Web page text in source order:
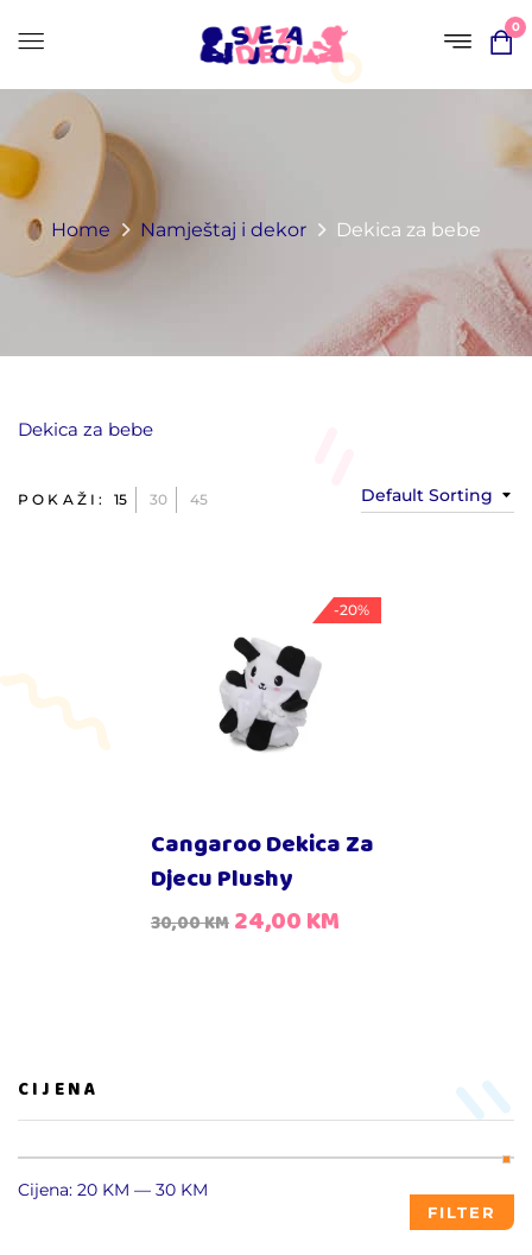
0
Home Namještaj i dekor Dekica za bebe​
CIJENA
FILTER
Cijena: 20 KM — 30 KM
Dekica za bebe​
Default Sorting
POKAŽI: 15 30 45
-20%
Cangaroo Dekica Za
Djecu Plushy
30,00KM 24,00KM